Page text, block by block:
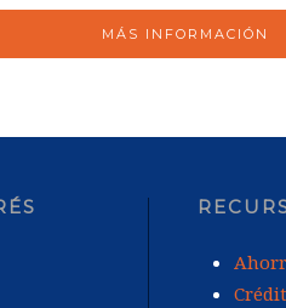
MÁS INFORMACIÓN